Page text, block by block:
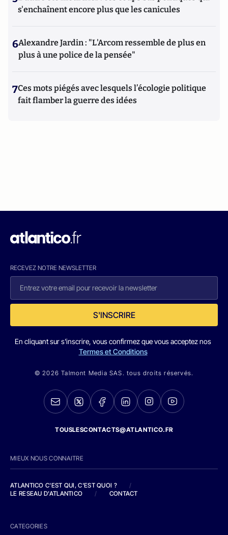
s'enchaînent encore plus que les canicules
6Alexandre Jardin : "L'Arcom ressemble de plus en
plus à une police de la pensée"
7Ces mots piégés avec lesquels l’écologie politique
fait flamber la guerre des idées
RECEVEZ NOTRE NEWSLETTER
S'INSCRIRE
En cliquant sur s'inscrire, vous confirmez que vous acceptez nos
Termes et Conditions
© 2026 Talmont Media SAS. tous droits réservés.
TOUSLESCONTACTS@ATLANTICO.FR
MIEUX NOUS CONNAITRE
ATLANTICO C'EST QUI, C'EST QUOI ?
/
LE RESEAU D'ATLANTICO
/ CONTACT
CATEGORIES